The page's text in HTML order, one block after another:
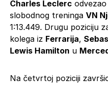
Charles Leclerc
slobodnog treninga VN
1:13.449. Drugu poziciju
kolega iz Ferrarija,
Lewis Hamilton u
Na četvrtoj poziciji